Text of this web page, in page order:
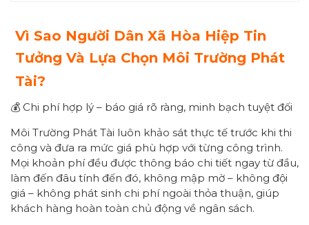
Vì Sao Người Dân Xã Hòa Hiệp Tin
Tưởng Và Lựa Chọn Môi Trường Phát
Tài?
💰 Chi phí hợp lý – báo giá rõ ràng, minh bạch tuyệt đối
Môi Trường Phát Tài luôn khảo sát thực tế trước khi thi
công và đưa ra mức giá phù hợp với từng công trình.
Mọi khoản phí đều được thông báo chi tiết ngay từ đầu,
làm đến đâu tính đến đó, không mập mờ – không đội
giá – không phát sinh chi phí ngoài thỏa thuận, giúp
khách hàng hoàn toàn chủ động về ngân sách.